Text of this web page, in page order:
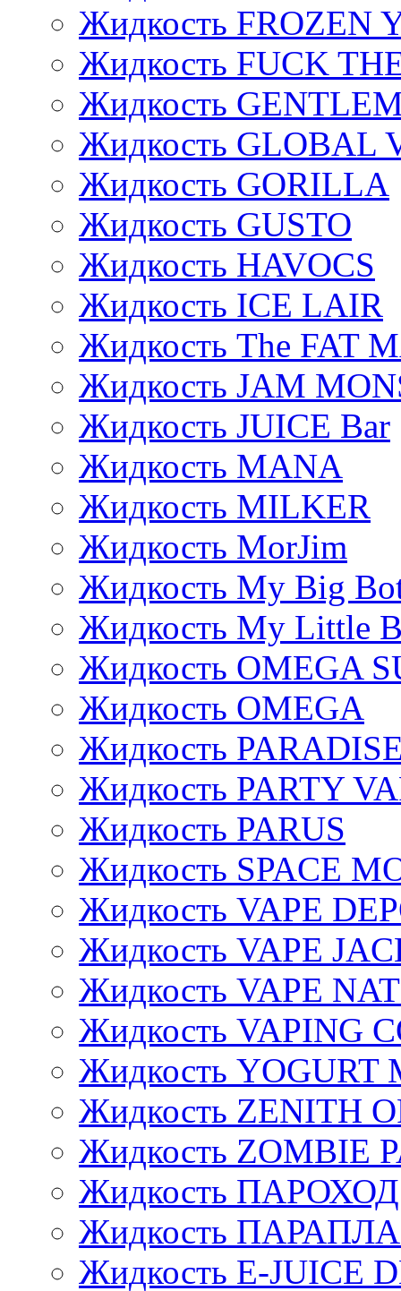
Жидкость FROZEN
Жидкость FUCK
Жидкость
Жидкость GLOBAL
Жидкость GORILLA
Жидкость GUSTO
Жидкость HAVOCS
Жидкость ICE LAIR
Жидкость The FAT
Жидкость JAM
Жидкость JUICE Bar
Жидкость MANA
Жидкость MILKER
Жидкость MorJim
Жидкость My Big
Жидкость My Little
Жидкость OMEGA
Жидкость OMEGA
Жидкость
Жидкость PARTY
Жидкость PARUS
Жидкость SPACE
Жидкость VAPE
Жидкость VAPE
Жидкость VAPE
Жидкость VAPING
Жидкость YOGURT
Жидкость ZENITH
Жидкость ZOMBIE
Жидкость ПАРОХОД
Жидкость
Жидкость E-JUIСE